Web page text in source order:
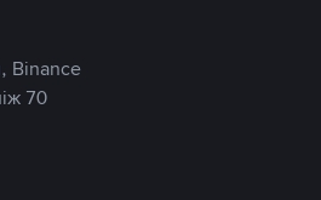
Binance
70